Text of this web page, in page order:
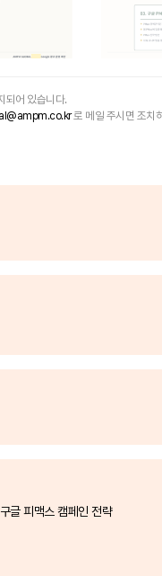
되어 있습니다.
로 메일 주시면 조치
글 피맥스 캠페인 전략